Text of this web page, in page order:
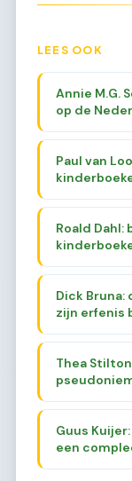
LEES OOK
Annie M.G.
op de
Paul van
Roald
Dick
zijn erfenis
Thea
Guus
een